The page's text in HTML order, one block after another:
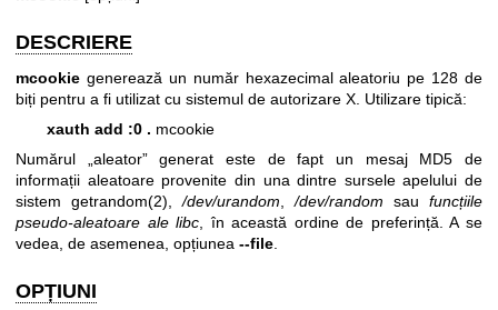
DESCRIERE
mcookie generează un număr hexazecimal aleatoriu pe 128 de
biți pentru a fi utilizat cu sistemul de autorizare X. Utilizare tipică:
xauth add :0 . mcookie
Numărul „aleator” generat este de fapt un mesaj MD5 de
informații aleatoare provenite din una dintre sursele apelului de
sistem getrandom(2),/dev/urandom,/dev/random sau funcțiile
pseudo-aleatoare ale libc, în această ordine de preferință. A se
vedea, de asemenea, opțiunea --file.
OPȚIUNI